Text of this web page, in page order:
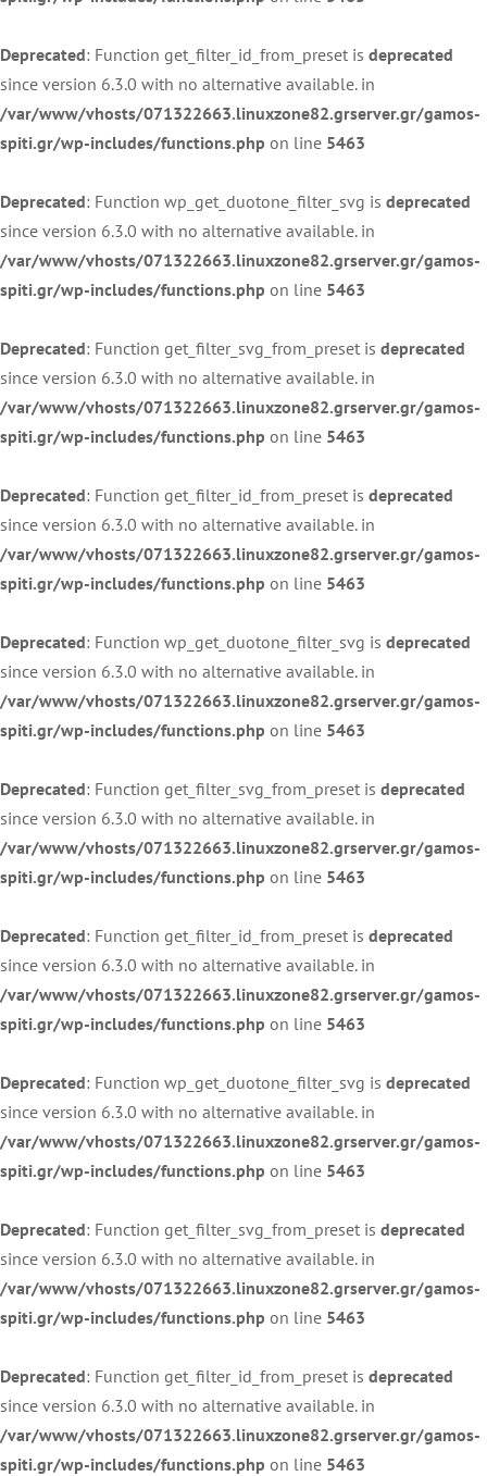
Deprecated: Function get_filter_id_from_preset is deprecated
since version 6.3.0 with no alternative available. in
/var/www/vhosts/071322663.linuxzone82.grserver.gr/gamos-
spiti.gr/wp-includes/functions.php on line 5463
Deprecated: Function wp_get_duotone_filter_svg is deprecated
since version 6.3.0 with no alternative available. in
/var/www/vhosts/071322663.linuxzone82.grserver.gr/gamos-
spiti.gr/wp-includes/functions.php on line 5463
Deprecated: Function get_filter_svg_from_preset is deprecated
since version 6.3.0 with no alternative available. in
/var/www/vhosts/071322663.linuxzone82.grserver.gr/gamos-
spiti.gr/wp-includes/functions.php on line 5463
Deprecated: Function get_filter_id_from_preset is deprecated
since version 6.3.0 with no alternative available. in
/var/www/vhosts/071322663.linuxzone82.grserver.gr/gamos-
spiti.gr/wp-includes/functions.php on line 5463
Deprecated: Function wp_get_duotone_filter_svg is deprecated
since version 6.3.0 with no alternative available. in
/var/www/vhosts/071322663.linuxzone82.grserver.gr/gamos-
spiti.gr/wp-includes/functions.php on line 5463
Deprecated: Function get_filter_svg_from_preset is deprecated
since version 6.3.0 with no alternative available. in
/var/www/vhosts/071322663.linuxzone82.grserver.gr/gamos-
spiti.gr/wp-includes/functions.php on line 5463
Deprecated: Function get_filter_id_from_preset is deprecated
since version 6.3.0 with no alternative available. in
/var/www/vhosts/071322663.linuxzone82.grserver.gr/gamos-
spiti.gr/wp-includes/functions.php on line 5463
Deprecated: Function wp_get_duotone_filter_svg is deprecated
since version 6.3.0 with no alternative available. in
/var/www/vhosts/071322663.linuxzone82.grserver.gr/gamos-
spiti.gr/wp-includes/functions.php on line 5463
Deprecated: Function get_filter_svg_from_preset is deprecated
since version 6.3.0 with no alternative available. in
/var/www/vhosts/071322663.linuxzone82.grserver.gr/gamos-
spiti.gr/wp-includes/functions.php on line 5463
Deprecated: Function get_filter_id_from_preset is deprecated
since version 6.3.0 with no alternative available. in
/var/www/vhosts/071322663.linuxzone82.grserver.gr/gamos-
spiti.gr/wp-includes/functions.php on line 5463